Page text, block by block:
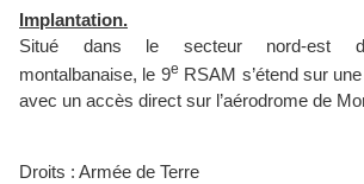
Implantation.
Situé dans le secteur nord-est de
montalbanaise, le 9e RSAM s’étend sur
avec un accès direct sur l’aérodrome de
Droits : Armée de Terre